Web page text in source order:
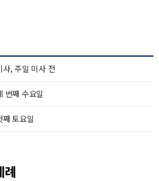
사, 주일 미사 전
번째 수요일
째 토요일
례